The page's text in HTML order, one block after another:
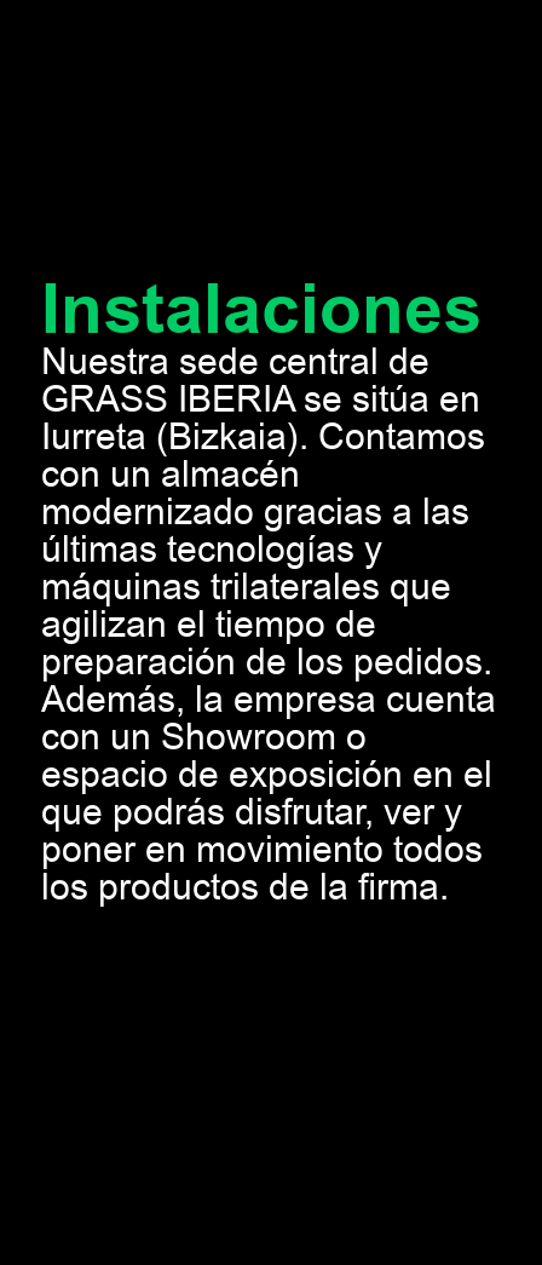
Instalaciones
Nuestra sede central de
GRASS IBERIA se sitúa en
Iurreta (Bizkaia). Contamos
con un almacén
modernizado gracias a las
últimas tecnologías y
máquinas trilaterales que
agilizan el tiempo de
preparación de los pedidos.
Además, la empresa cuenta
con un Showroom o
espacio de exposición en el
que podrás disfrutar, ver y
poner en movimiento todos
los productos de la firma.